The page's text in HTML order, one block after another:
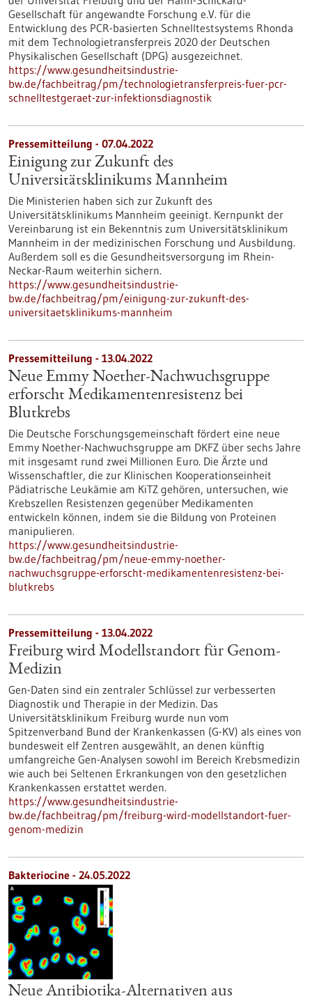
Gesellschaft für angewandte Forschung e.V. für die
Entwicklung des PCR-basierten Schnelltestsystems Rhonda
mit dem Technologietransferpreis 2020 der Deutschen
Physikalischen Gesellschaft (DPG) ausgezeichnet.
https://www.gesundheitsindustrie-
bw.de/fachbeitrag/pm/technologietransferpreis-fuer-pcr-
schnelltestgeraet-zur-infektionsdiagnostik
Pressemitteilung - 07.04.2022
Einigung zur Zukunft des
Universitätsklinikums Mannheim
Die Ministerien haben sich zur Zukunft des
Universitätsklinikums Mannheim geeinigt. Kernpunkt der
Vereinbarung ist ein Bekenntnis zum Universitätsklinikum
Mannheim in der medizinischen Forschung und Ausbildung.
Außerdem soll es die Gesundheitsversorgung im Rhein-
Neckar-Raum weiterhin sichern.
https://www.gesundheitsindustrie-
bw.de/fachbeitrag/pm/einigung-zur-zukunft-des-
universitaetsklinikums-mannheim
Pressemitteilung - 13.04.2022
Neue Emmy Noether-Nachwuchsgruppe
erforscht Medikamentenresistenz bei
Blutkrebs
Die Deutsche Forschungsgemeinschaft fördert eine neue
Emmy Noether-Nachwuchsgruppe am DKFZ über sechs Jahre
mit insgesamt rund zwei Millionen Euro. Die Ärzte und
Wissenschaftler, die zur Klinischen Kooperationseinheit
Pädiatrische Leukämie am KiTZ gehören, untersuchen, wie
Krebszellen Resistenzen gegenüber Medikamenten
entwickeln können, indem sie die Bildung von Proteinen
manipulieren.
https://www.gesundheitsindustrie-
bw.de/fachbeitrag/pm/neue-emmy-noether-
nachwuchsgruppe-erforscht-medikamentenresistenz-bei-
blutkrebs
Pressemitteilung - 13.04.2022
Freiburg wird Modellstandort für Genom-
Medizin
Gen-Daten sind ein zentraler Schlüssel zur verbesserten
Diagnostik und Therapie in der Medizin. Das
Universitätsklinikum Freiburg wurde nun vom
Spitzenverband Bund der Krankenkassen (G-KV) als eines von
bundesweit elf Zentren ausgewählt, an denen künftig
umfangreiche Gen-Analysen sowohl im Bereich Krebsmedizin
wie auch bei Seltenen Erkrankungen von den gesetzlichen
Krankenkassen erstattet werden.
https://www.gesundheitsindustrie-
bw.de/fachbeitrag/pm/freiburg-wird-modellstandort-fuer-
genom-medizin
Bakteriocine - 24.05.2022
Neue Antibiotika-Alternativen aus